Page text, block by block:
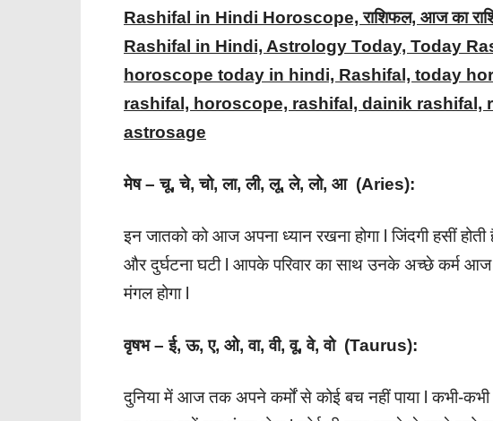
Rashifal in Hindi Horoscope, राशिफल, आज का
Rashifal in Hindi, Astrology Today, Today
horoscope today in hindi, Rashifal, today
rashifal, horoscope, rashifal, dainik rashifal,
astrosage
मेष – चू, चे, चो, ला, ली, लू, ले, लो, आ (Aries):
इन जातको को आज अपना ध्यान रखना होगा l जिंदगी हसीं होती
और दुर्घटना घटी l आपके परिवार का साथ उनके अच्छे
मंगल होगा l
वृषभ – ई, ऊ, ए, ओ, वा, वी, वू, वे, वो (Taurus):
दुनिया में आज तक अपने कर्मों से कोई बच नहीं पाया l कभी-